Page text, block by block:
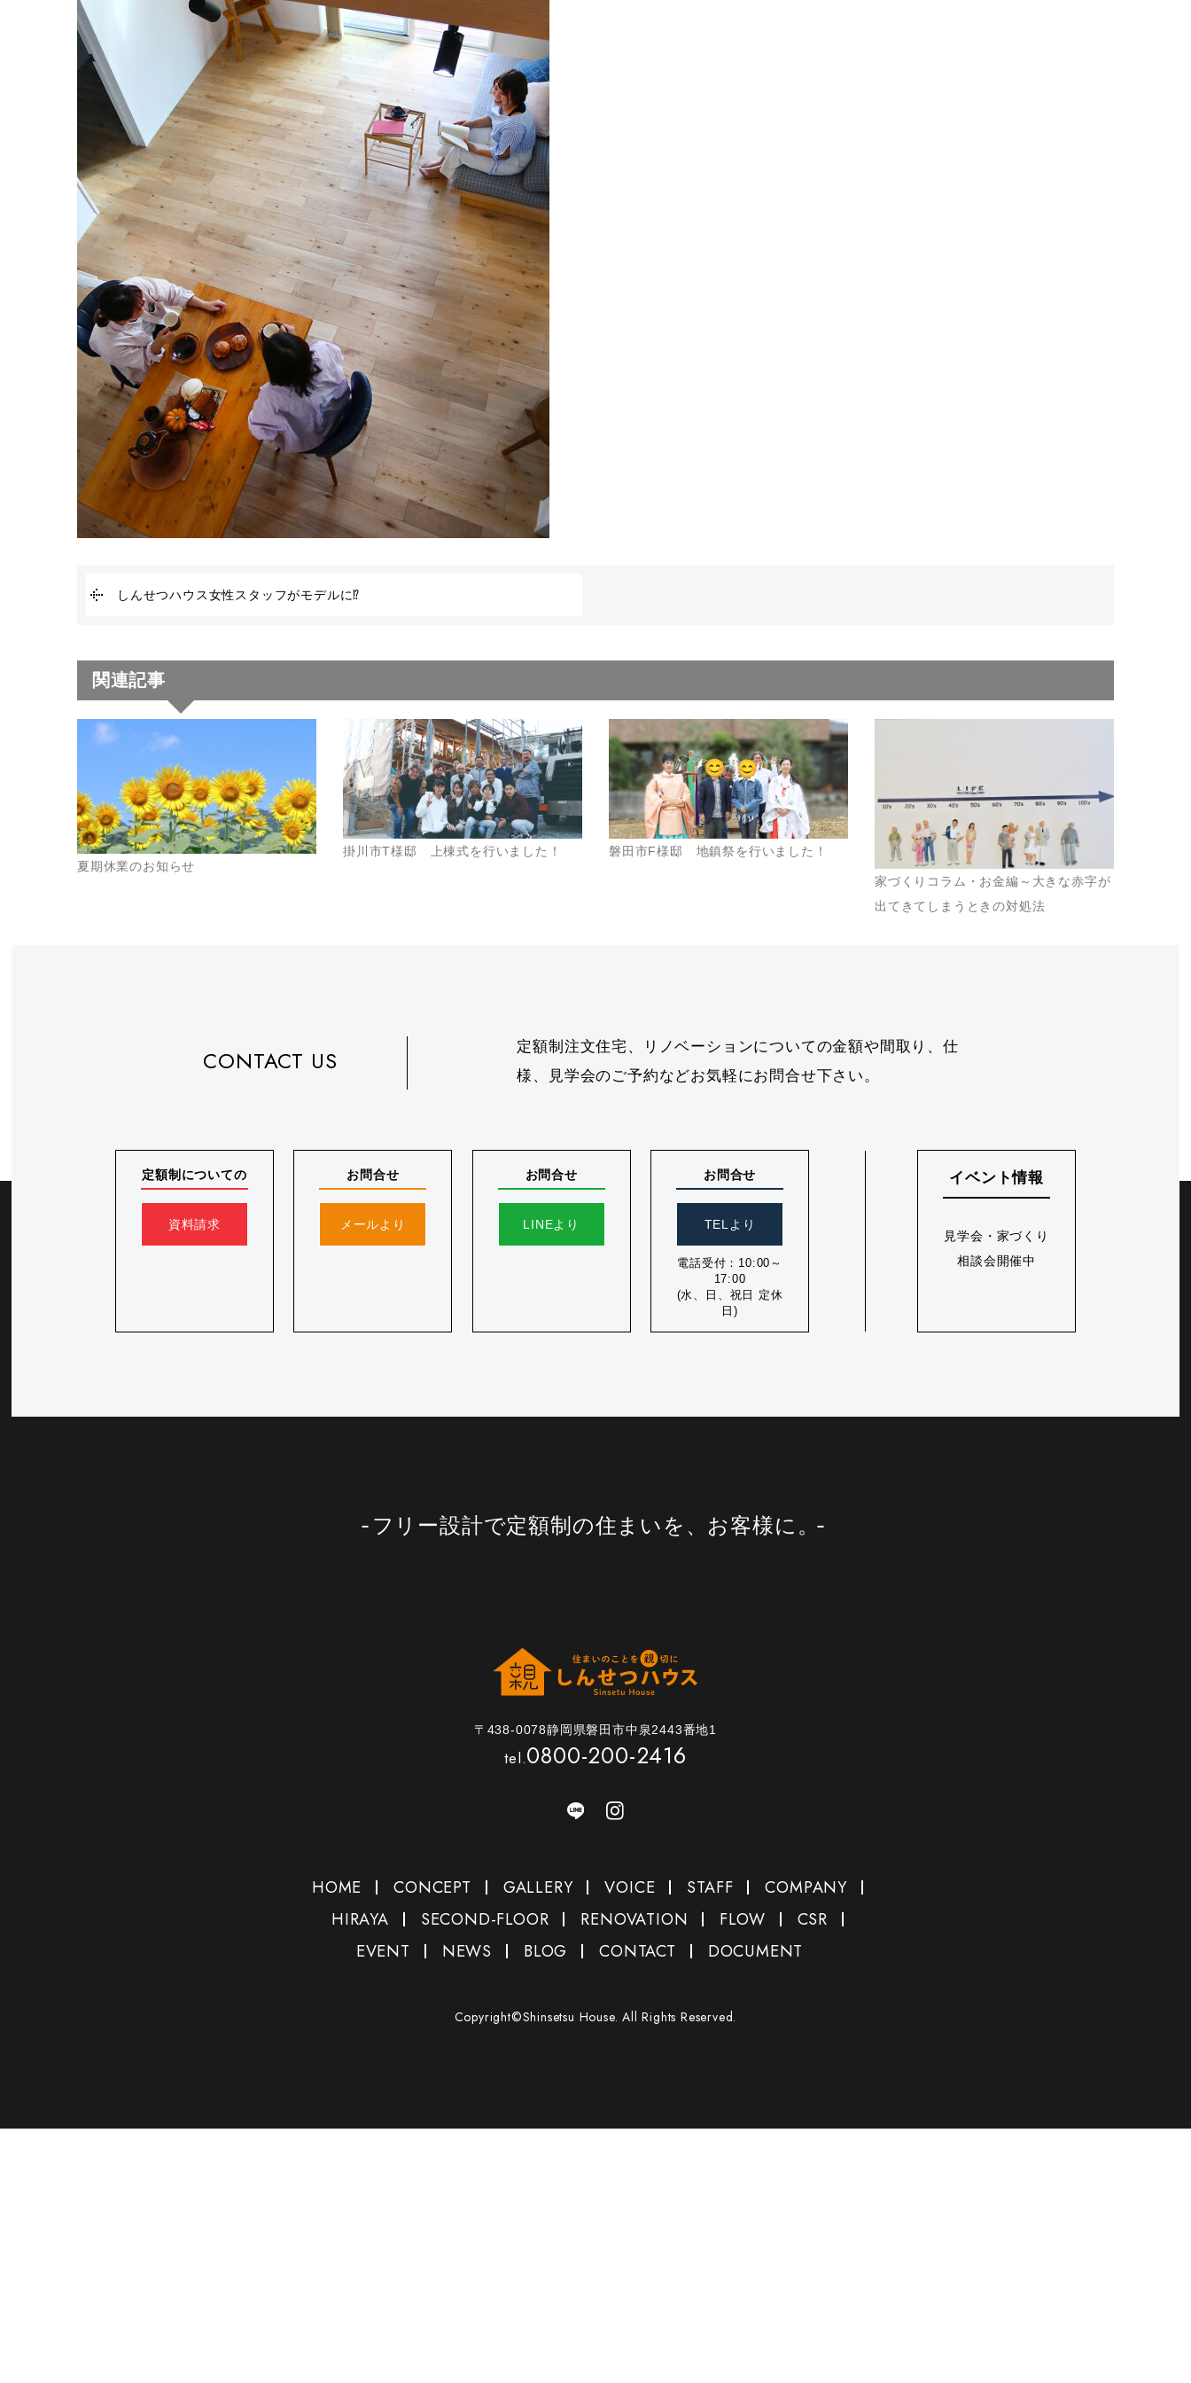
しんせつハウス女性スタッフがモデルに⁉
関連記事
夏期休業のお知らせ
掛川市T様邸 上棟式を行いました！ 磐田市F様邸 地鎮祭を行いました！
家づくりコラム・お金編～大きな赤字が
出てきてしまうときの対処法
CONTACT US
定額制注文住宅、リノベーションについての金額や間取り、仕
様、見学会のご予約などお気軽にお問合せ下さい。
定額制についての
資料請求
お問合せ
メールより
お問合せ
LINEより
お問合せ
TELより
電話受付：10:00～
17:00
(水、日、祝日 定休
日)
イベント情報
見学会・家づくり
相談会開催中
フリー設計で定額制の住まいを、お客様に。
〒438-0078静岡県磐田市中泉2443番地1
tel.0800-200-2416
HOME CONCEPT GALLERY VOICE STAFF
COMPANY
HIRAYA
SECOND-FLOOR RENOVATION FLOW
CSR
EVENT
NEWS BLOG CONTACT DOCUMENT
Copyright©Shinsetsu House. All Rights Reserved.